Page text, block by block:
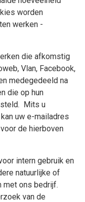
worden
werken -
die afkomstig
Vlan, Facebook,
medegedeeld na
die op hun
Mits u
uw e-mailadres
de hierboven
intern gebruik en
natuurlijke of
met ons bedrijf.
van de